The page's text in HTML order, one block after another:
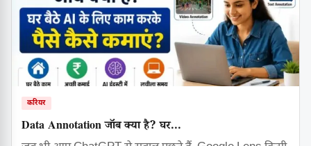
करियर
Data Annotation जॉब क्या है? घर...